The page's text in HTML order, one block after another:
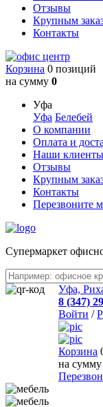
Отзывы
Крупным
Контакты
Корзина 0 позиций
на сумму 0
Уфа
Уфа Белебей
О компании
Оплата и
Наши клиенты
Отзывы
Крупным
Контакты
Перезвоните
Cупермаркет
Уфа,
8 (347)
Войти /
Корзина
на сумму